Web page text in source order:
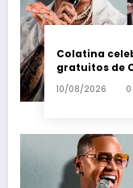
Colatina
gratuitos de
Nattan – Em
10/08/2026